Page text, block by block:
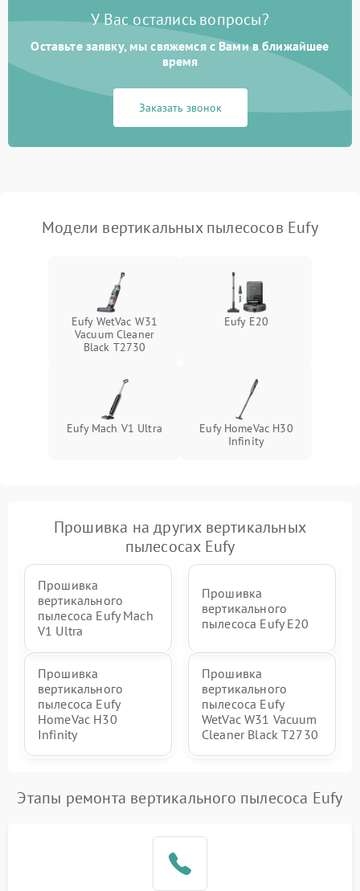
Электронные компоненты
Неисправность системы
1000 ₽ Подробнее →
Неисправность системы
1000 ₽
Поломка системы
управления
1500 ₽ Подробнее →
освещения (если есть)
Повреждение внутренних
проводов
Подробнее →
Поломка системы защиты
Подробнее →
Повреждение системы
Подробнее →
У Вас остались вопросы?
Оставьте заявку, мы свяжемся с Вами в ближайшее
время
Заказать звонок
Модели вертикальных пылесосов Eufy
Eufy WetVac W31
Vacuum Cleaner
Black T2730
Eufy E20
Eufy Mach V1 Ultra
Eufy HomeVac H30
Infinity
Прошивка на других вертикальных
пылесосах Eufy
Прошивка
вертикального
пылесоса Eufy Mach
V1 Ultra
Прошивка
вертикального
пылесоса Eufy E20
Прошивка
вертикального
пылесоса Eufy
HomeVac H30
Infinity
Прошивка
вертикального
пылесоса Eufy
WetVac W31 Vacuum
Cleaner Black T2730
Этапы ремонта вертикального пылесоса Eufy